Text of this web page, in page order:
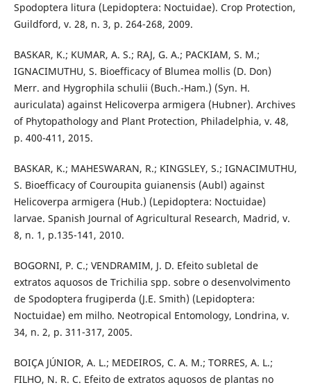
Spodoptera litura (Lepidoptera: Noctuidae). Crop Protection,
Guildford, v. 28, n. 3, p. 264-268, 2009.
BASKAR, K.; KUMAR, A. S.; RAJ, G. A.; PACKIAM, S. M.;
IGNACIMUTHU, S. Bioefficacy of Blumea mollis (D. Don)
Merr. and Hygrophila schulii (Buch.-Ham.) (Syn. H.
auriculata) against Helicoverpa armigera (Hubner). Archives
of Phytopathology and Plant Protection, Philadelphia, v. 48,
p. 400-411, 2015.
BASKAR, K.; MAHESWARAN, R.; KINGSLEY, S.; IGNACIMUTHU,
S. Bioefficacy of Couroupita guianensis (Aubl) against
Helicoverpa armigera (Hub.) (Lepidoptera: Noctuidae)
larvae. Spanish Journal of Agricultural Research, Madrid, v.
8, n. 1, p.135-141, 2010.
BOGORNI, P. C.; VENDRAMIM, J. D. Efeito subletal de
extratos aquosos de Trichilia spp. sobre o desenvolvimento
de Spodoptera frugiperda (J.E. Smith) (Lepidoptera:
Noctuidae) em milho. Neotropical Entomology, Londrina, v.
34, n. 2, p. 311-317, 2005.
BOIÇA JÚNIOR, A. L.; MEDEIROS, C. A. M.; TORRES, A. L.;
FILHO, N. R. C. Efeito de extratos aquosos de plantas no